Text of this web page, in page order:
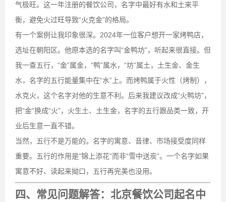
气极旺。这一年注册的餐饮公司，名字中最好有水和土来平
衡，避免火过旺导致“火克金”的格局。
有一个案例让我印象很深。2024年一位客户想开一家烤鸭店，
选址在朝阳区。他原本选的名字叫“金鸭坊”，听起来很直接。但
我一查五行，“金”属金，“鸭”属水，“坊”属土，土生金、金生
水，名字的五行能量集中在“水”上。而烤鸭属于火性（烤制），
水克火，这个名字对他的生意不利。后来我建议改成“火鸭坊”，
把“金”换成“火”，火生土、土生金，名字的五行跟品类一致，开
业后生意一直不错。
当然，五行不是万能的。名字的寓意、音律、市场接受度同样
重要。五行的作用是“锦上添花”而非“雪中送炭”。一个名字如果
寓意不好、读起来拗口，五行再完美也没用。
四、常见问题解答：北京餐饮公司起名中